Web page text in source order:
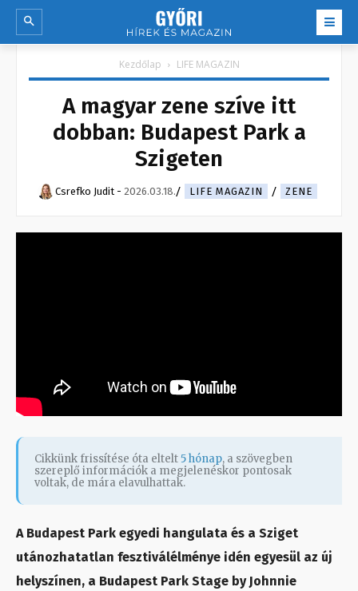
Kezdőlap LIFE MAGAZIN
A magyar zene szíve itt
dobban: Budapest Park a
Szigeten
Csrefko Judit - 2026.03.18. LIFE MAGAZIN ZENE
Cikkünk frissítése óta eltelt5 hónap, a szövegben
szereplő információk a megjelenéskor pontosak
voltak, de mára elavulhattak.
A Budapest Park egyedi hangulata és a Sziget
utánozhatatlan fesztiválélménye idén egyesül az új
helyszínen, a Budapest Park Stage by Johnnie